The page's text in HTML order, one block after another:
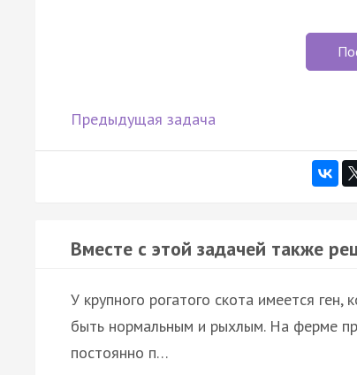
Предыдущая задача
Вместе с этой задачей также
У крупного рогатого скота имеется
быть нормальным и рыхлым. На ферме
постоянно п…